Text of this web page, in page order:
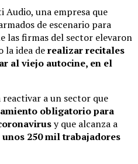
una empresa que
de escenario para
las firmas del sector elevaron
la idea derealizar recitales
al viejo autocine, en el
a un sector que
obligatorio para
y que alcanza a
250 mil trabajadores